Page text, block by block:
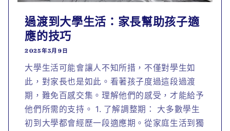
過渡到大學生活：家長幫助孩子適
應的技巧
2025年3月9日
大學生活可能會讓人不知所措，不僅對學生如
此，對家長也是如此。看著孩子度過這段過渡
期，難免百感交集。理解他們的感受，才能給予
他們所需的支持。 1. 了解調整期： 大多數學生
初到大學都會經歷一段適應期。從家庭生活到獨